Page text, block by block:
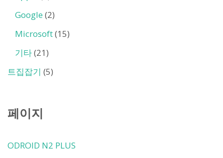
Google (2)
Microsoft(15)
기타(21)
트집잡기 (5)
페이지
ODROID N2 PLUS